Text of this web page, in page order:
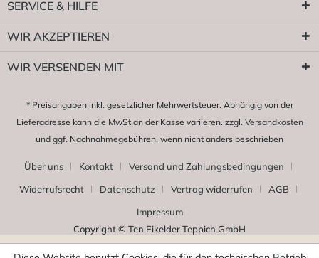
SERVICE & HILFE
WIR AKZEPTIEREN
WIR VERSENDEN MIT
* Preisangaben inkl. gesetzlicher Mehrwertsteuer. Abhängig von der
Lieferadresse kann die MwSt an der Kasse variieren. zzgl. Versandkosten
und ggf. Nachnahmegebühren, wenn nicht anders beschrieben
Über uns Kontakt
Versand und Zahlungsbedingungen
Widerrufsrecht
Datenschutz Vertrag widerrufen
AGB
Impressum
Copyright © Ten Eikelder Teppich GmbH